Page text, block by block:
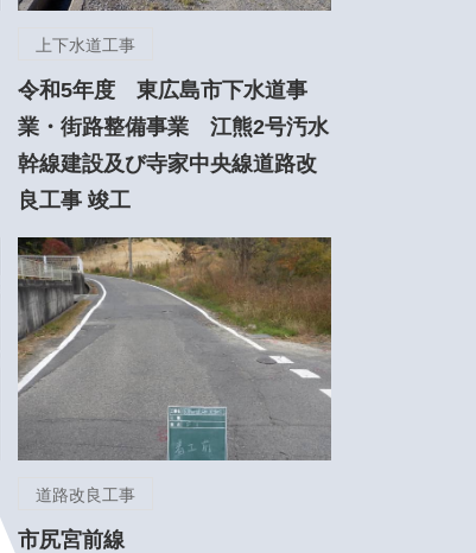
上下水道工事
令和5年度 東広島市下水道事
業・街路整備事業 江熊2号汚水
幹線建設及び寺家中央線道路改
良工事 竣工
道路改良工事
市尻宮前線